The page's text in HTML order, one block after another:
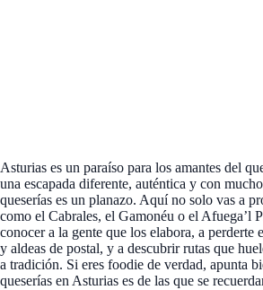
Asturias es un paraíso para los amantes del
una escapada diferente, auténtica y con
queserías es un planazo. Aquí no solo vas a
como el Cabrales, el Gamonéu o el Afuega’l
conocer a la gente que los elabora, a perderte
y aldeas de postal, y a descubrir rutas que
a tradición. Si eres foodie de verdad, apunta
queserías en Asturias es de las que se